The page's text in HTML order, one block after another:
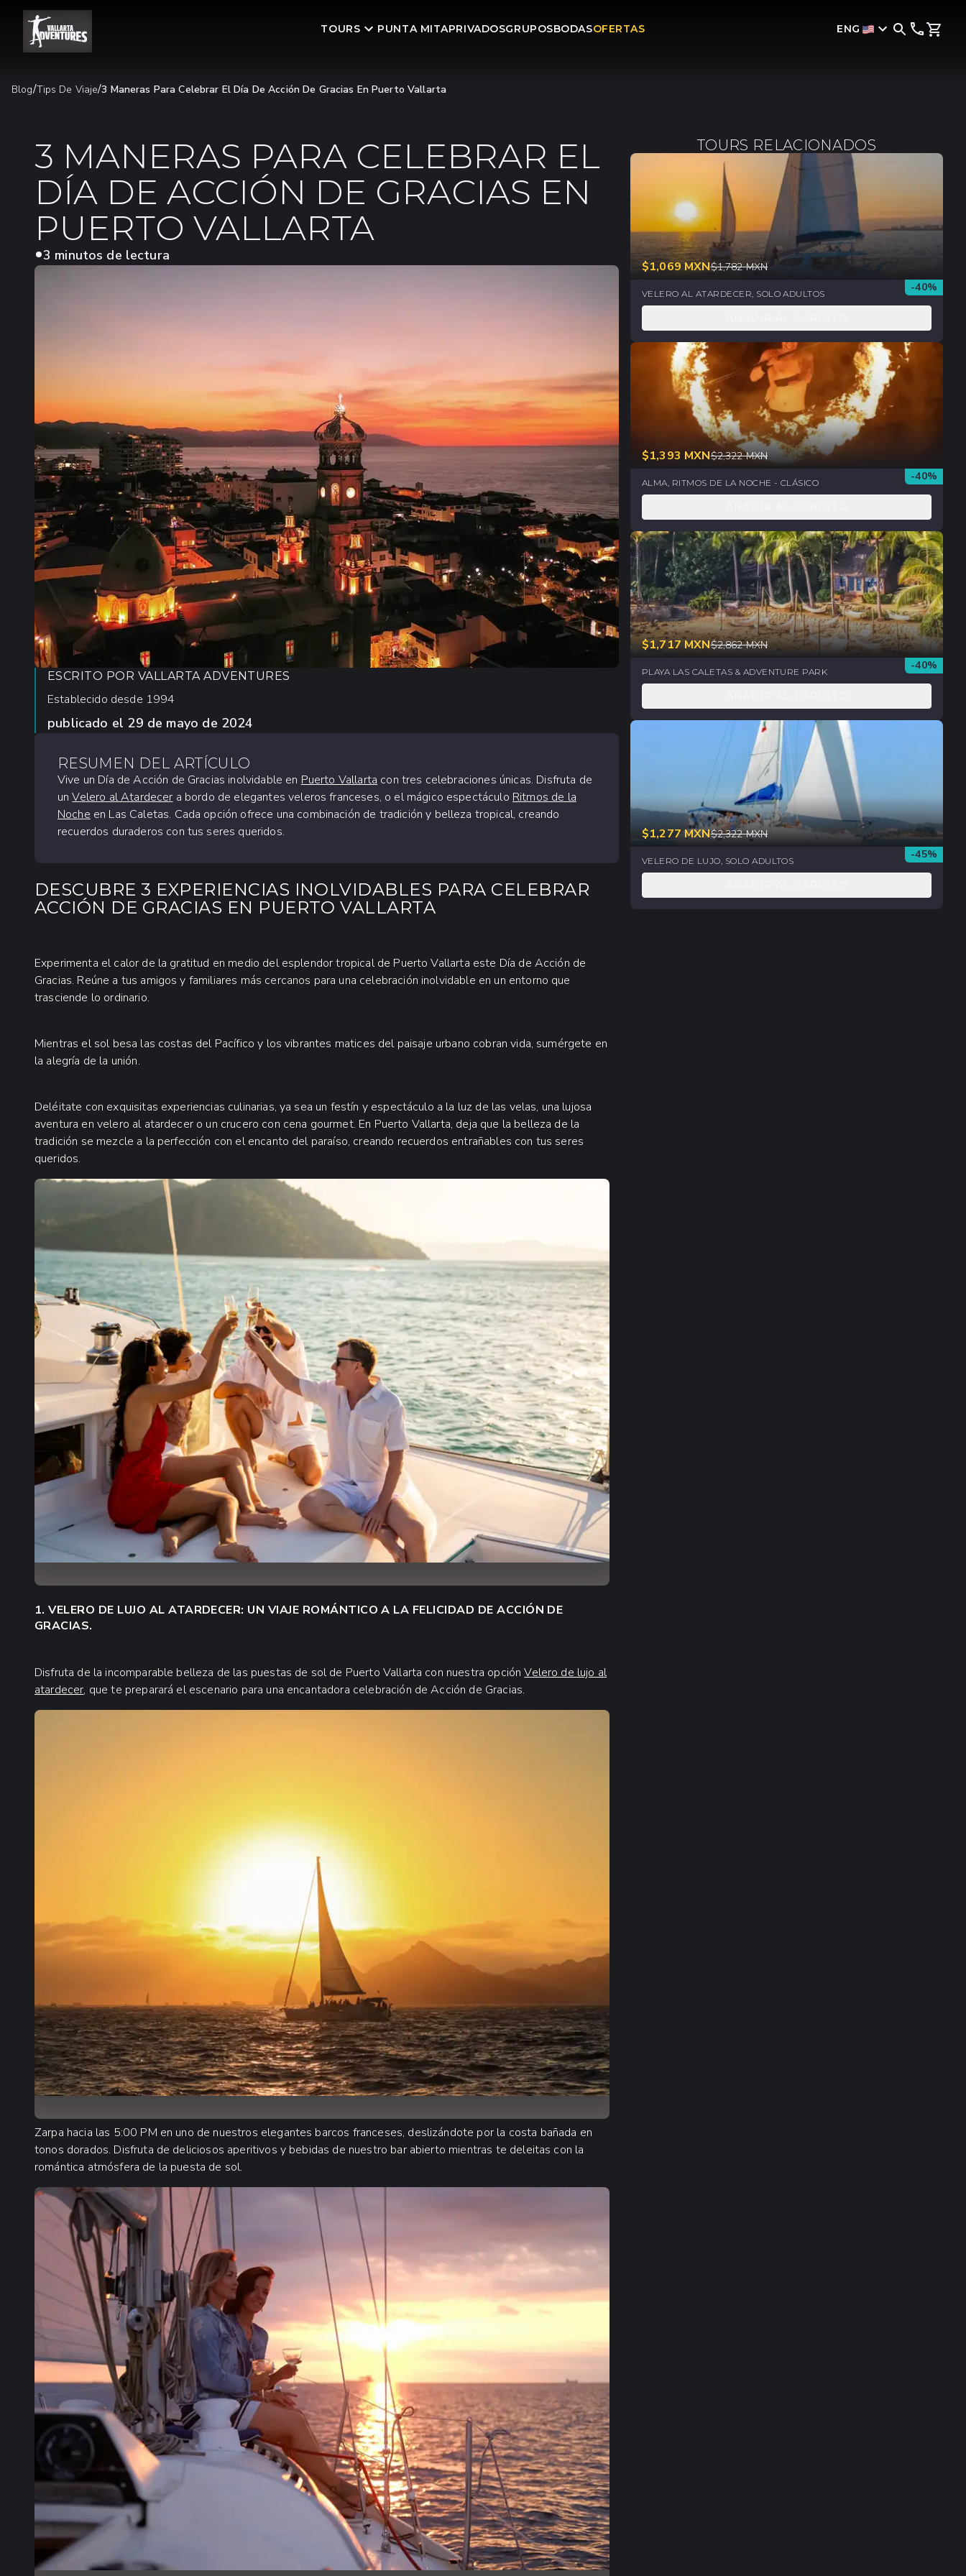
TOURS PUNTA MITAPRIVADOSGRUPOSBODASOFERTAS ENG
Blog/Tips De Viaje/3 Maneras Para Celebrar El Día De Acción De Gracias En Puerto Vallarta
3 MANERAS PARA CELEBRAR EL
DÍA DE ACCIÓN DE GRACIAS EN
PUERTO VALLARTA
3 minutos de lectura
ESCRITO POR VALLARTA ADVENTURES
Establecido desde 1994
publicado el 29 de mayo de 2024
RESUMEN DEL ARTÍCULO
Vive un Día de Acción de Gracias inolvidable en Puerto Vallarta con tres celebraciones únicas. Disfruta de
unVelero al Atardecer a bordo de elegantes veleros franceses, o el mágico espectáculo Ritmos de la
Noche en Las Caletas. Cada opción ofrece una combinación de tradición y belleza tropical, creando
recuerdos duraderos con tus seres queridos.
DESCUBRE 3 EXPERIENCIAS INOLVIDABLES PARA CELEBRAR
ACCIÓN DE GRACIAS EN PUERTO VALLARTA
Experimenta el calor de la gratitud en medio del esplendor tropical de Puerto Vallarta este Día de Acción de
Gracias. Reúne a tus amigos y familiares más cercanos para una celebración inolvidable en un entorno que
trasciende lo ordinario.
Mientras el sol besa las costas del Pacífico y los vibrantes matices del paisaje urbano cobran vida, sumérgete en
la alegría de la unión.
Deléitate con exquisitas experiencias culinarias, ya sea un festín y espectáculo a la luz de las velas, una lujosa
aventura en velero al atardecer o un crucero con cena gourmet. En Puerto Vallarta, deja que la belleza de la
tradición se mezcle a la perfección con el encanto del paraíso, creando recuerdos entrañables con tus seres
queridos.
1. VELERO DE LUJO AL ATARDECER: UN VIAJE ROMÁNTICO A LA FELICIDAD DE ACCIÓN DE
GRACIAS.
Disfruta de la incomparable belleza de las puestas de sol de Puerto Vallarta con nuestra opciónVelero de lujo al
atardecer, que te preparará el escenario para una encantadora celebración de Acción de Gracias.
Zarpa hacia las 5:00 PM en uno de nuestros elegantes barcos franceses, deslizándote por la costa bañada en
tonos dorados. Disfruta de deliciosos aperitivos y bebidas de nuestro bar abierto mientras te deleitas con la
romántica atmósfera de la puesta de sol.
TOURS RELACIONADOS
$1,069MXN$1,782 MXN
-40%
VELERO AL ATARDECER, SOLO ADULTOS
$1,393 MXN$2,322 MXN
-40%
ALMA, RITMOS DE LA NOCHE - CLÁSICO
$1,717MXN$2,862 MXN
-40%
PLAYA LAS CALETAS & ADVENTURE PARK
$1,277 MXN$2,322 MXN
-45%
VELERO DE LUJO, SOLO ADULTOS